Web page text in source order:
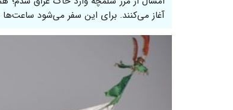
آغاز می‌کنند. برای این سفر می‌شود